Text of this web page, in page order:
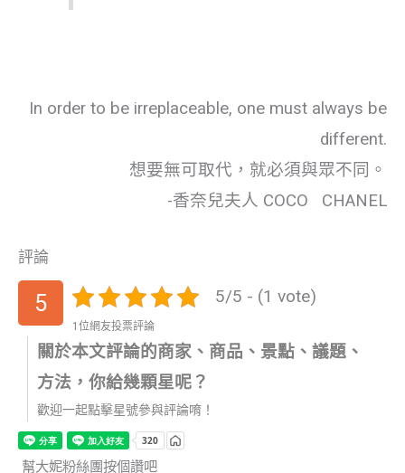
In order to be irreplaceable, one must always be
different.
想要無可取代，就必須與眾不同。
-香奈兒夫人 COCO CHANEL
評論
5 5/5 - (1 vote)
1位網友投票評論
關於本文評論的商家、商品、景點、議題、
方法，你給幾顆星呢？
歡迎一起點擊星號參與評論唷！
幫大妮粉絲團按個讚吧